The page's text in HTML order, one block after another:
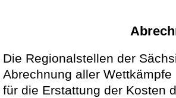
Die Regionalstellen der
Abrechnung aller
für die Erstattung der Kosten